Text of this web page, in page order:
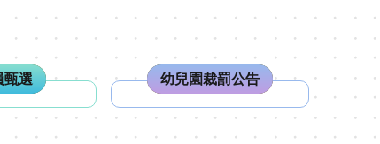
甄選 幼兒園裁罰公告